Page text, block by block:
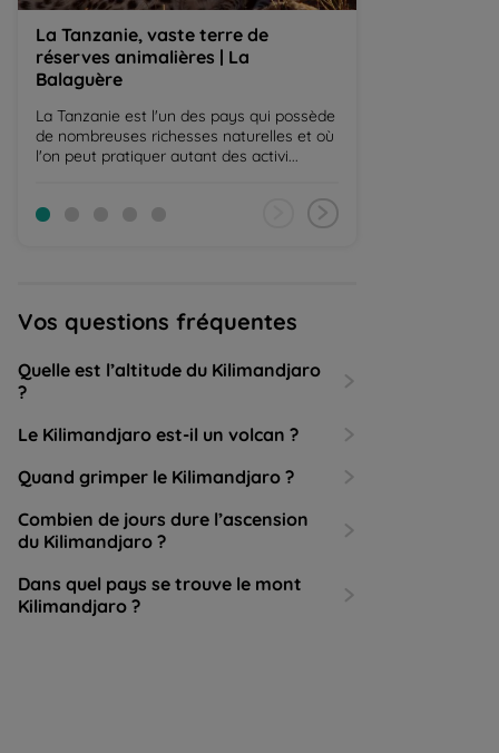
La Tanzanie, vaste terre de
réserves animalières | La
Balaguère
La Tanzanie est l'un des pays qui possède
de nombreuses richesses naturelles et où
l'on peut pratiquer autant des activi...
Vos questions fréquentes
Quelle est l’altitude du Kilimandjaro
?
Le Kilimandjaro est-il un volcan ?
Quand grimper le Kilimandjaro ?
Combien de jours dure l’ascension
du Kilimandjaro ?
Dans quel pays se trouve le mont
Kilimandjaro ?